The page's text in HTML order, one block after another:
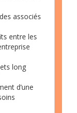
associés
entre les
long
d’une